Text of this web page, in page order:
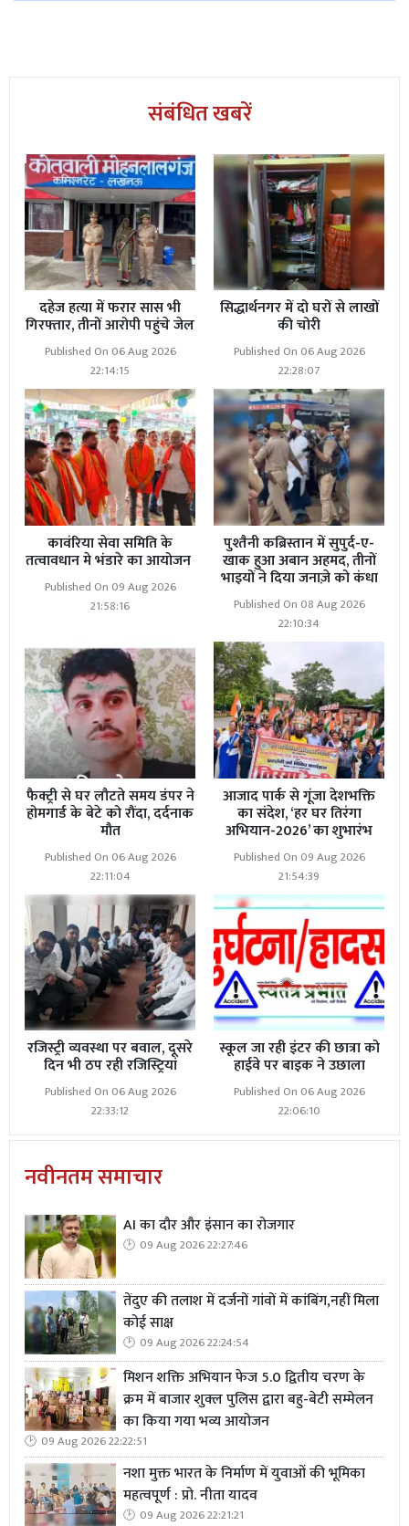
संबंधित खबरें
दहेज हत्या में फरार सास भी
गिरफ्तार, तीनों आरोपी पहुंचे जेल
Published On 06 Aug 2026
22:14:15
सिद्धार्थनगर में दो घरों से लाखों
की चोरी
Published On 06 Aug 2026
22:28:07
कावंरिया सेवा समिति के
तत्वावधान मे भंडारे का आयोजन
Published On 09 Aug 2026
21:58:16
पुश्तैनी कब्रिस्तान में सुपुर्द-ए-
खाक हुआ अबान अहमद, तीनों
भाइयों ने दिया जनाज़े को कंधा
Published On 08 Aug 2026
22:10:34
फैक्ट्री से घर लौटते समय डंपर ने
होमगार्ड के बेटे को रौंदा, दर्दनाक
मौत
Published On 06 Aug 2026
22:11:04
आजाद पार्क से गूंजा देशभक्ति
का संदेश, ‘हर घर तिरंगा
अभियान-2026’ का शुभारंभ
Published On 09 Aug 2026
21:54:39
रजिस्ट्री व्यवस्था पर बवाल, दूसरे
दिन भी ठप रही रजिस्ट्रियां
Published On 06 Aug 2026
22:33:12
स्कूल जा रही इंटर की छात्रा को
हाईवे पर बाइक ने उछाला
Published On 06 Aug 2026
22:06:10
नवीनतम समाचार
AI का दौर और इंसान का रोजगार
09 Aug 2026 22:27:46
तेंदुए की तलाश में दर्जनों गांवों में कांबिंग,नहीं मिला
कोई साक्ष
09 Aug 2026 22:24:54
मिशन शक्ति अभियान फेज 5.0 द्वितीय चरण के
क्रम में बाजार शुक्ल पुलिस द्वारा बहु-बेटी सम्मेलन
का किया गया भव्य आयोजन
09 Aug 2026 22:22:51
नशा मुक्त भारत के निर्माण में युवाओं की भूमिका
महत्वपूर्ण : प्रो. नीता यादव
09 Aug 2026 22:21:21